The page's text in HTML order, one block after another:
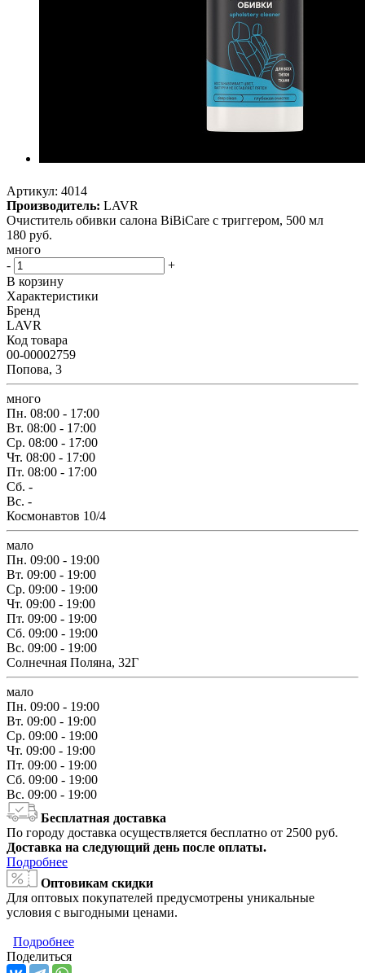
Артикул: 4014
Производитель: LAVR
Очиститель обивки салона BiBiCare с триггером, 500 мл
180 руб.
много
-
+
В корзину
Характеристики
Бренд
LAVR
Код товара
00-00002759
Попова, 3
много
Пн. 08:00 - 17:00
Вт. 08:00 - 17:00
Ср. 08:00 - 17:00
Чт. 08:00 - 17:00
Пт. 08:00 - 17:00
Сб. -
Вс. -
Космонавтов 10/4
мало
Пн. 09:00 - 19:00
Вт. 09:00 - 19:00
Ср. 09:00 - 19:00
Чт. 09:00 - 19:00
Пт. 09:00 - 19:00
Сб. 09:00 - 19:00
Вс. 09:00 - 19:00
Солнечная Поляна, 32Г
мало
Пн. 09:00 - 19:00
Вт. 09:00 - 19:00
Ср. 09:00 - 19:00
Чт. 09:00 - 19:00
Пт. 09:00 - 19:00
Сб. 09:00 - 19:00
Вс. 09:00 - 19:00
Бесплатная доставка
По городу доставка осуществляется бесплатно от 2500 руб.
Доставка на следующий день после оплаты.
Подробнее
Оптовикам скидки
Для оптовых покупателей предусмотрены уникальные
условия с выгодными ценами.
Подробнее
Поделиться